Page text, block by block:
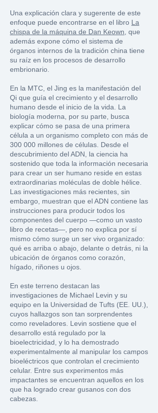
Una explicación clara y sugerente de este
enfoque puede encontrarse en el libro La
chispa de la máquina de Dan Keown, que
además expone cómo el sistema de
órganos internos de la tradición china tiene
su raíz en los procesos de desarrollo
embrionario.
En la MTC, el Jing es la manifestación del
Qi que guía el crecimiento y el desarrollo
humano desde el inicio de la vida. La
biología moderna, por su parte, busca
explicar cómo se pasa de una primera
célula a un organismo completo con más de
300 000 millones de células. Desde el
descubrimiento del ADN, la ciencia ha
sostenido que toda la información necesaria
para crear un ser humano reside en estas
extraordinarias moléculas de doble hélice.
Las investigaciones más recientes, sin
embargo, muestran que el ADN contiene las
instrucciones para producir todos los
componentes del cuerpo —como un vasto
libro de recetas—, pero no explica por sí
mismo cómo surge un ser vivo organizado:
qué es arriba o abajo, delante o detrás, ni la
ubicación de órganos como corazón,
hígado, riñones u ojos.
En este terreno destacan las
investigaciones de Michael Levin y su
equipo en la Universidad de Tufts (EE. UU.),
cuyos hallazgos son tan sorprendentes
como reveladores. Levin sostiene que el
desarrollo está regulado por la
bioelectricidad, y lo ha demostrado
experimentalmente al manipular los campos
bioeléctricos que controlan el crecimiento
celular. Entre sus experimentos más
impactantes se encuentran aquellos en los
que ha logrado crear gusanos con dos
cabezas.